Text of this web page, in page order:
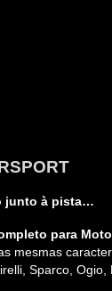
junto à pista…
para
mesmas
Sparco,